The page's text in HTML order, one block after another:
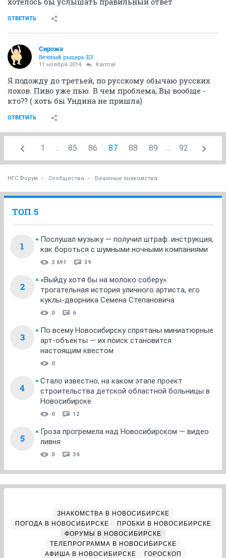
ОТВЕТИТЬ
Сирожа
Вечный рыцарь БЗ
11 ноября 2014 Karmal
Я подожду до третьей, по русскому обычаю русских
лохов. Пиво уже пью. В чем проблема, Вы вообще -
кто?? ( хоть бы Ундина не пришла)
ОТВЕТИТЬ
1 ... 85 86 87 88 89 ... 92
НГС.Форум Сообщества Бешеные знакомства
ТОП 5
1
Послушал музыку — получил штраф: инструкция,
как бороться с шумными ночными компаниями
2 691 39
2
«Выйду хотя бы на молоко соберу»:
трогательная история уличного артиста, его
куклы-дворника Семена Степановича
0 6
3
По всему Новосибирску спрятаны миниатюрные
арт-объекты — их поиск становится
настоящим квестом
0
4
Стало известно, на каком этапе проект
строительства детской областной больницы в
Новосибирске
0 12
5
Гроза прогремела над Новосибирском — видео
ливня
0 34
ЗНАКОМСТВА В НОВОСИБИРСКЕ
ПОГОДА В НОВОСИБИРСКЕ
ПРОБКИ В НОВОСИБИРСКЕ
ФОРУМЫ В НОВОСИБИРСКЕ
ТЕЛЕПРОГРАММА В НОВОСИБИРСКЕ
АФИША В НОВОСИБИРСКЕ
ГОРОСКОП